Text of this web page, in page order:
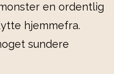
en ordentlig
hjemmefra.
sundere